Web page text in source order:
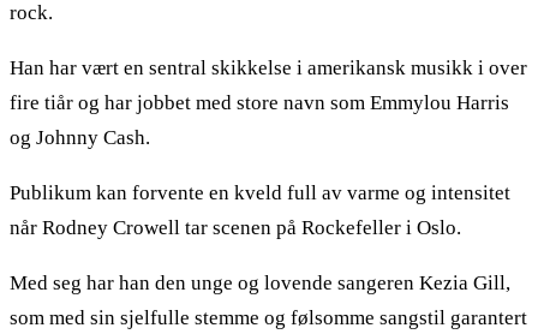
rock.
Han har vært en sentral skikkelse i amerikansk musikk i over
fire tiår og har jobbet med store navn som Emmylou Harris
og Johnny Cash.
Publikum kan forvente en kveld full av varme og intensitet
når Rodney Crowell tar scenen på Rockefeller i Oslo.
Med seg har han den unge og lovende sangeren Kezia Gill,
som med sin sjelfulle stemme og følsomme sangstil garantert